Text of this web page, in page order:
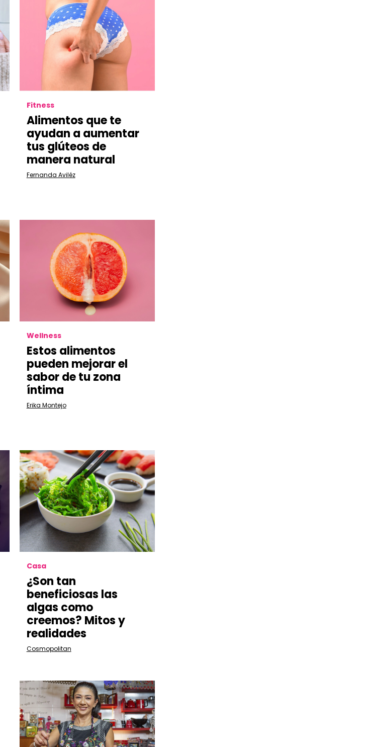
Fitness
Alimentos que te
ayudan a aumentar
tus glúteos de
manera natural
Fernanda Aviléz
Wellness
Estos alimentos
pueden mejorar el
sabor de tu zona
íntima
Erika Montejo
Casa
¿Son tan
beneficiosas las
algas como
creemos? Mitos y
realidades
Cosmopolitan